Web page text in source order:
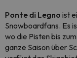
Ponte di Legno ist
Snowboardfans. Es
wo die Pisten bis zum
ganze Saison über